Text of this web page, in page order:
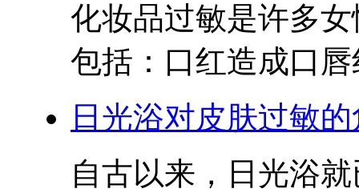
化妆品过敏是许多
包括：口红造成口
日光浴对皮肤过敏
自古以来，日光浴